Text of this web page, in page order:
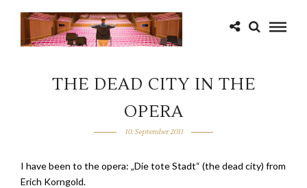
THE DEAD CITY IN THE
OPERA
10. September 2011
I have been to the opera: „Die tote Stadt“ (the dead city) from
Erich Korngold.